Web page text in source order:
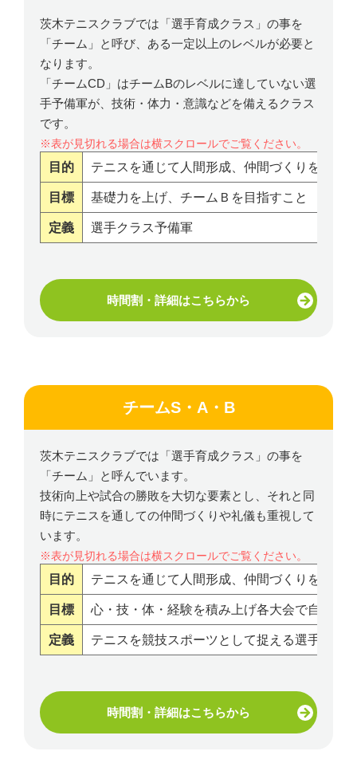
茨木テニスクラブでは「選手育成クラス」の事を
「チーム」と呼び、ある一定以上のレベルが必要と
なります。
「チームCD」はチームBのレベルに達していない選
手予備軍が、技術・体力・意識などを備えるクラス
です。
目的 テニスを通じて人間形成、仲間づくりを図る
目標 基礎力を上げ、チームＢを目指すこと
定義 選手クラス予備軍
時間割・詳細はこちらから
チームS・A・B
茨木テニスクラブでは「選手育成クラス」の事を
「チーム」と呼んでいます。
技術向上や試合の勝敗を大切な要素とし、それと同
時にテニスを通しての仲間づくりや礼儀も重視して
います。
目的 テニスを通じて人間形成、仲間づくりを図る
目標 心・技・体・経験を積み上げ各大会で自分の
定義 テニスを競技スポーツとして捉える選手クラ
時間割・詳細はこちらから